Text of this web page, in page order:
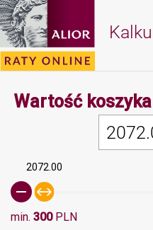
Wartość
2072.00
min. 300PLN